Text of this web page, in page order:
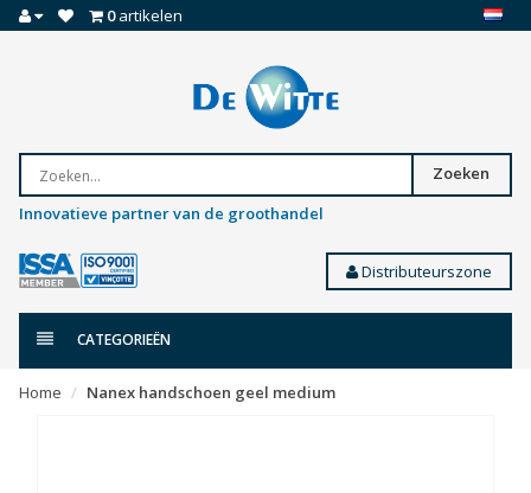
0artikelen
Zoeken
Innovatieve partner van de groothandel
Distributeurszone
CATEGORIEËN
Home Nanex handschoen geel medium